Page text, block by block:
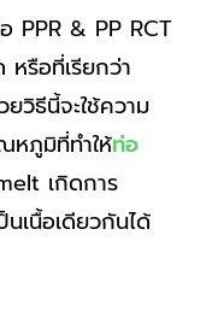
& PP RCT
รือที่เรียกว่า
วิธีนี้จะใช้ความ
ภูมิที่ทำให้ท่อ
เกิดการ
นเนื้อเดียวกันได้